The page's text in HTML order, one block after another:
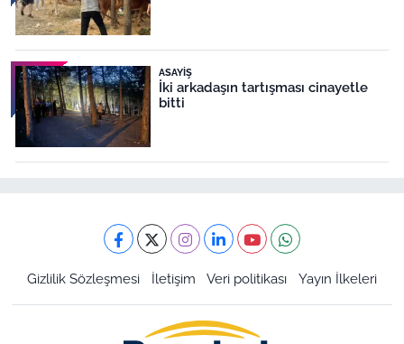
ASAYIŞ
İki arkadaşın tartışması cinayetle
bitti
Gizlilik Sözleşmesi İletişim Veri politikası Yayın İlkeleri